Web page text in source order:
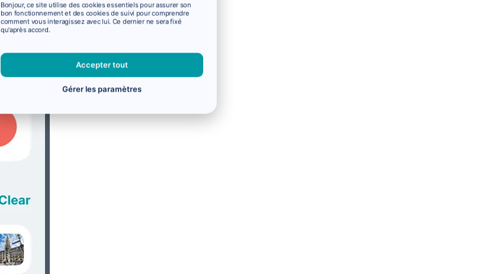
Bonjour, ce site utilise des cookies essentiels pour assurer son
bon fonctionnement et des cookies de suivi pour comprendre
comment vous interagissez avec lui. Ce dernier ne sera fixé
qu'après accord.
Accepter tout
Gérer les paramètres